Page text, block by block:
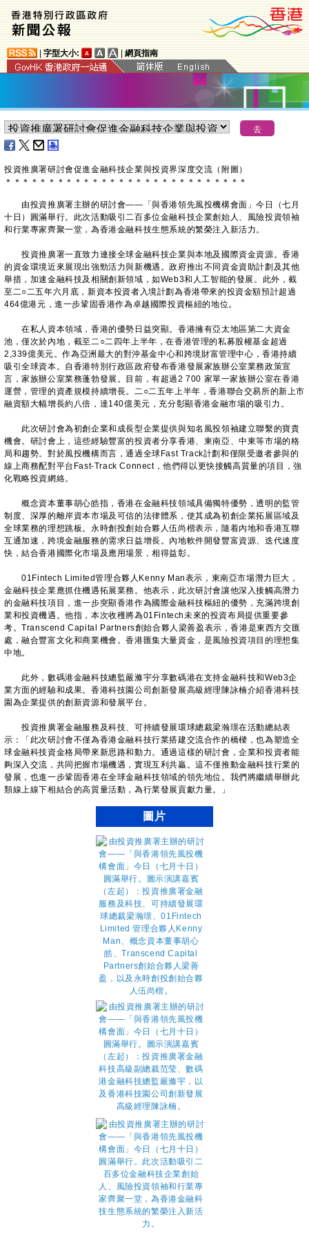
字型大小: 網頁指南
投資推廣署研討會促進金融科技企業與投資界深度交流（附圖）
＊ ＊ ＊ ＊ ＊ ＊ ＊ ＊ ＊ ＊ ＊ ＊ ＊ ＊ ＊ ＊ ＊ ＊ ＊ ＊ ＊ ＊ ＊ ＊ ＊ ＊ ＊ ＊
由投資推廣署主辦的研討會——「與香港領先風投機構會面」今日（七月
十日）圓滿舉行。此次活動吸引二百多位金融科技企業創始人、風險投資領袖
和行業專家齊聚一堂，為香港金融科技生態系統的繁榮注入新活力。
投資推廣署一直致力連接全球金融科技企業與本地及國際資金資源。香港
的資金環境近來展現出強勁活力與新機遇。政府推出不同資金資助計劃及其他
舉措，加速金融科技及相關創新領域，如Web3和人工智能的發展。此外，截
至二○二五年六月底，新資本投資者入境計劃為香港帶來的投資金額預計超過
464億港元，進一步鞏固香港作為卓越國際投資樞紐的地位。
在私人資本領域，香港的優勢日益突顯。香港擁有亞太地區第二大資金
池，僅次於內地，截至二○二四年上半年，在香港管理的私募股權基金超過
2,339億美元。作為亞洲最大的對沖基金中心和跨境財富管理中心，香港持續
吸引全球資本。自香港特別行政區政府發布香港發展家族辦公室業務政策宣
言，家族辦公室業務蓬勃發展。目前，有超過2 700 家單一家族辦公室在香港
運營，管理的資產規模持續增長。二○二五年上半年，香港聯合交易所的新上市
融資額大幅增長約八倍，達140億美元，充分彰顯香港金融市場的吸引力。
此次研討會為初創企業和成長型企業提供與知名風投領袖建立聯繫的寶貴
機會。研討會上，這些經驗豐富的投資者分享香港、東南亞、中東等市場的格
局和趨勢。對於風投機構而言，通過全球Fast Track計劃和僅限受邀者參與的
線上商務配對平台Fast-Track Connect，他們得以更快接觸高質量的項目，強
化戰略投資網絡。
概念資本董事胡心皓指，香港在金融科技領域具備獨特優勢，透明的監管
制度、深厚的離岸資本市場及可信的法律體系，使其成為初創企業拓展區域及
全球業務的理想跳板。永時創投創始合夥人伍尚楷表示，隨着內地和香港互聯
互通加速，跨境金融服務的需求日益增長。內地軟件開發豐富資源、迭代速度
快，結合香港國際化市場及應用場景，相得益彰。
01Fintech Limited管理合夥人Kenny Man表示，東南亞市場潛力巨大，
金融科技企業應抓住機遇拓展業務。他表示，此次研討會讓他深入接觸高潛力
的金融科技項目，進一步突顯香港作為國際金融科技樞紐的優勢，充滿跨境創
業和投資機遇。他指，本次收穫將為01Fintech未來的投資布局提供重要參
考。Transcend Capital Partners創始合夥人梁善盈表示，香港是東西方交匯
處，融合豐富文化和商業機會。香港匯集大量資金，是風險投資項目的理想集
中地。
此外，數碼港金融科技總監嚴滌宇分享數碼港在支持金融科技和Web3企
業方面的經驗和成果。香港科技園公司創新發展高級經理陳詠楠介紹香港科技
園為企業提供的創新資源和發展平台。
投資推廣署金融服務及科技、可持續發展環球總裁梁瀚璟在活動總結表
示：「此次研討會不僅為香港金融科技行業搭建交流合作的橋樑，也為塑造全
球金融科技資金格局帶來新思路和動力。通過這樣的研討會，企業和投資者能
夠深入交流，共同把握市場機遇，實現互利共贏。這不僅推動金融科技行業的
發展，也進一步鞏固香港在全球金融科技領域的領先地位。我們將繼續舉辦此
類線上線下相結合的高質量活動，為行業發展貢獻力量。」
圖片